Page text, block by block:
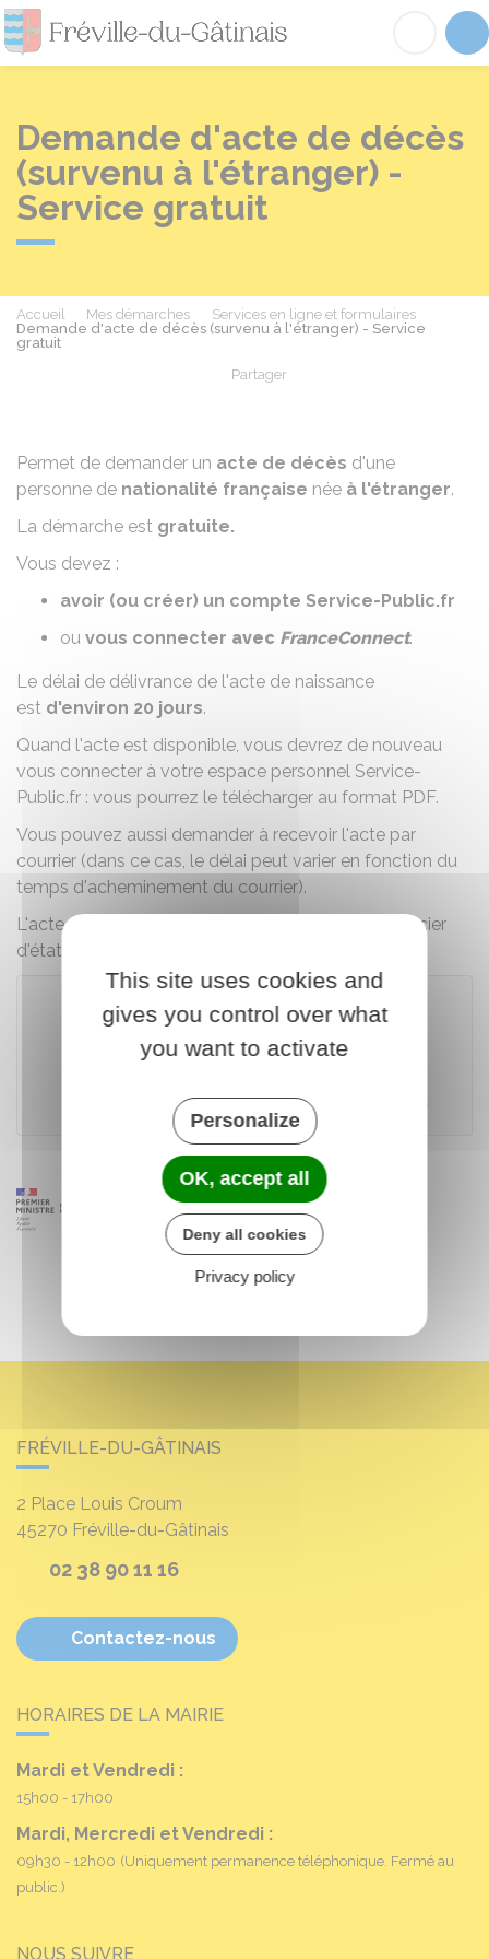
Fréville-du-
Demande d'acte de décès
(survenu à l'étranger) -
Service gratuit
Accueil Mes démarches
Services en ligne et formulaires
Demande d'acte de décès (survenu à l'étranger) - Service
gratuit
Partager
Permet de demander un acte de décès d'une
personne de nationalité française née à l'étranger.
La démarche est gratuite.
Vous devez :
avoir (ou créer) un compte Service-Public.fr
ou vous connecter avec FranceConnect.
Le délai de délivrance de l'acte de naissance
est d'environ 20 jours.
Quand l'acte est disponible, vous devrez de nouveau
vous connecter à votre espace personnel Service-
Public.fr : vous pourrez le télécharger au format PDF.
Vous pouvez aussi demander à recevoir l'acte par
courrier (dans ce cas, le délai peut varier en fonction du
temps d'acheminement du courrier).
L'acte comporte la signature électronique d'un officier
d'état civil.
Accéder au téléservice
Ministère chargé de l'Europe et des affaires étrangères
FRÉVILLE-DU-GÂTINAIS
2 Place Louis Croum
45270 Fréville-du-Gâtinais
02 38 90 11 16
Contactez-nous
HORAIRES DE LA MAIRIE
Mardi et Vendredi :
15h00 - 17h00
Mardi, Mercredi et Vendredi :
09h30 - 12h00 (Uniquement permanence téléphonique. Fermé au
public.)
NOUS SUIVRE
This site uses cookies and
gives you control over what
you want to activate
Personalize
OK, accept all
Deny all cookies
Privacy policy